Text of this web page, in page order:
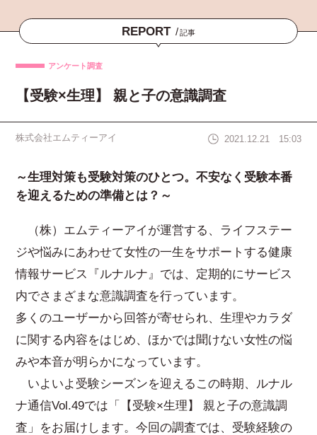
REPORT /記事
アンケート調査
【受験×生理】 親と子の意識調査
株式会社エムティーアイ 2021.12.21 15:03
～生理対策も受験対策のひとつ。不安なく受験本番
を迎えるための準備とは？～
（株）エムティーアイが運営する、ライフステー
ジや悩みにあわせて女性の一生をサポートする健康
情報サービス『ルナルナ』では、定期的にサービス
内でさまざまな意識調査を行っています。
多くのユーザーから回答が寄せられ、生理やカラダ
に関する内容をはじめ、ほかでは聞けない女性の悩
みや本音が明らかになっています。
いよいよ受験シーズンを迎えるこの時期、ルナル
ナ通信Vol.49では「【受験×生理】 親と子の意識調
査」をお届けします。今回の調査では、受験経験の